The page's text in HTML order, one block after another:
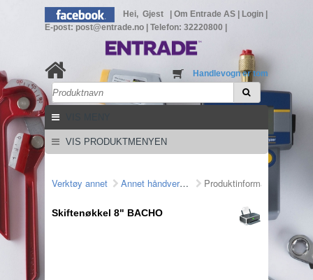
Hei, Gjest Om Entrade AS Login
E-post: post@entrade.no
Telefon: 32220800
Handlevogn er tom
VIS PRODUKTMENYEN
Verktøy annet Annet håndverktøy Produktinformasjon
Skiftenøkkel 8" BACHO